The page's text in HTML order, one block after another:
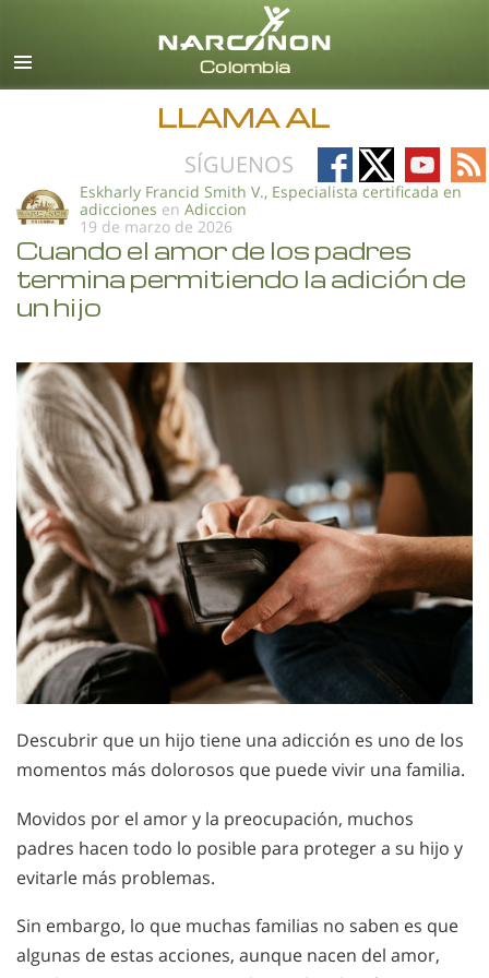
Español
Todas las Regiones/Idiomas
LLAMA AL
SÍGUENOS
Follow
on
Follow
on
Follow
on
on
Eskharly Francid Smith V., Especialista certificada en
adicciones en Adiccion
19 de marzo de 2026
Cuando el amor de los padres
termina permitiendo la adición de
un hijo
Descubrir que un hijo tiene una adicción es uno de los
momentos más dolorosos que puede vivir una familia.
Movidos por el amor y la preocupación, muchos
padres hacen todo lo posible para proteger a su hijo y
evitarle más problemas.
Sin embargo, lo que muchas familias no saben es que
algunas de estas acciones, aunque nacen del amor,